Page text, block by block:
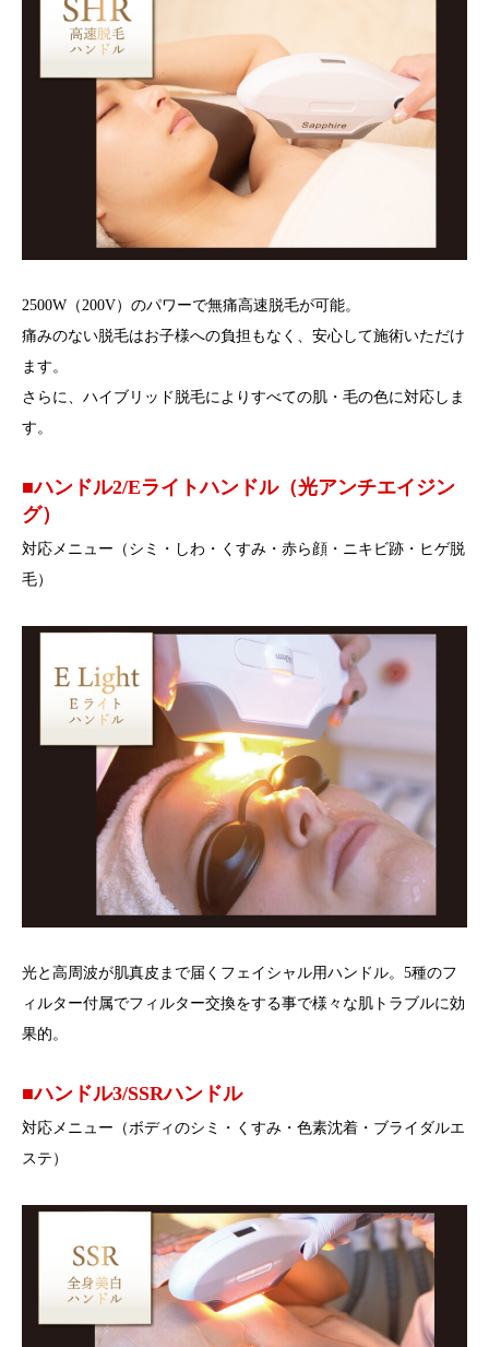
2500W（200V）のパワーで無痛高速脱毛が可能。
痛みのない脱毛はお子様への負担もなく、安心して施術いただけ
ます。
さらに、ハイブリッド脱毛によりすべての肌・毛の色に対応しま
す。
■ハンドル2/Eライトハンドル（光アンチエイジン
グ）
対応メニュー（シミ・しわ・くすみ・赤ら顔・ニキビ跡・ヒゲ脱
毛）
光と高周波が肌真皮まで届くフェイシャル用ハンドル。5種のフ
ィルター付属でフィルター交換をする事で様々な肌トラブルに効
果的。
■ハンドル3/SSRハンドル
対応メニュー（ボディのシミ・くすみ・色素沈着・ブライダルエ
ステ）